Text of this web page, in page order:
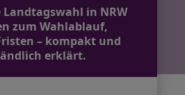
in NRW
zum Wahlablauf,
– kompakt und
erklärt.